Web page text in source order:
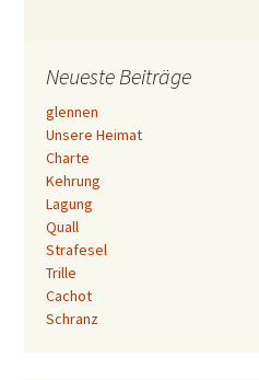
Neueste Beiträge
glennen
Unsere Heimat
Charte
Kehrung
Lagung
Quall
Strafesel
Trille
Cachot
Schranz